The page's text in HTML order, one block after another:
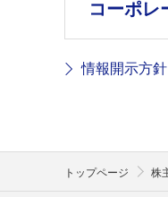
コーポレ
情報開示方針
トップページ 株